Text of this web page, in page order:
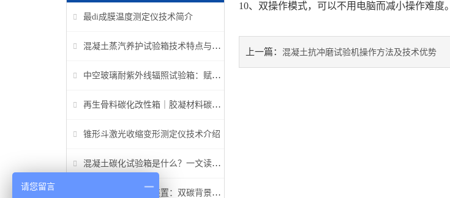
最di成膜温度测定仪技术简介
混凝土蒸汽养护试验箱技术特点与应用解析
中空玻璃耐紫外线辐照试验箱：赋能建筑玻璃质量检测新标准
再生骨料碳化改性箱｜胶凝材料碳化机理研究专用设备
锥形斗激光收缩变形测定仪技术介绍
混凝土碳化试验箱是什么？一文读懂它的功能、原理与标准要求
高温高压碳化试验装置：双碳背景下胶凝材料研究核心装备
10、双操作模式，可以不用电脑而减小操作难度。
上一篇： 混凝土抗冲磨试验机操作方法及技术优势
请您留言